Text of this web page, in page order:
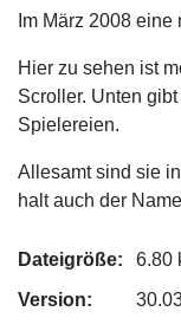
Im März 2008
Hier zu sehen ist
Scroller. Unten
Spielereien.
Allesamt sind sie
halt auch der
Dateigröße:
6.80
Version: